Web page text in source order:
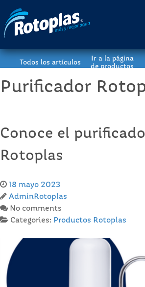
Todos los artículos
Ir a la página
de productos
Purificador
Conoce el
Rotoplas
18 mayo 2023
AdminRotoplas
No comments
Categories: Productos Rotoplas